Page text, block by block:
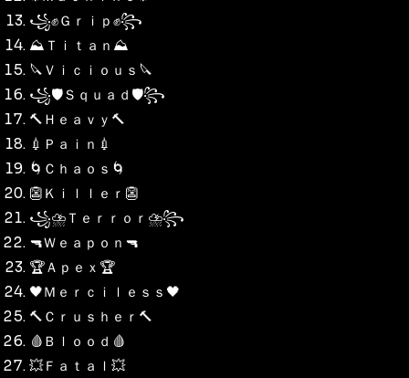
꧁✊Ｇｒｉｐ✊꧂
⛰️Ｔｉｔａｎ⛰️
🔪Ｖｉｃｉｏｕｓ🔪
꧁🛡️Ｓｑｕａｄ🛡️꧂
🔨Ｈｅａｖｙ🔨
💉Ｐａｉｎ💉
🌀Ｃｈａｏｓ🌀
👺Ｋｉｌｌｅｒ👺
꧁⛈️Ｔｅｒｒｏｒ⛈️꧂
🔫Ｗｅａｐｏｎ🔫
🏆Ａｐｅｘ🏆
🖤Ｍｅｒｃｉｌｅｓｓ🖤
🔨Ｃｒｕｓｈｅｒ🔨
🩸Ｂｌｏｏｄ🩸
💥Ｆａｔａｌ💥